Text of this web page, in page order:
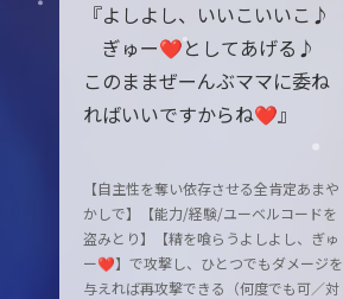
『よしよし、いいこいいこ♪
ぎゅー❤としてあげる♪
このままぜーんぶママに委ね
ればいいですからね❤』
【自主性を奪い依存させる全肯定あまや
かしで】【能力/経験/ユーベルコードを
盗みとり】【精を喰らうよしよし、ぎゅ
ー❤】で攻撃し、ひとつでもダメージを
与えれば再攻撃できる（何度でも可／対